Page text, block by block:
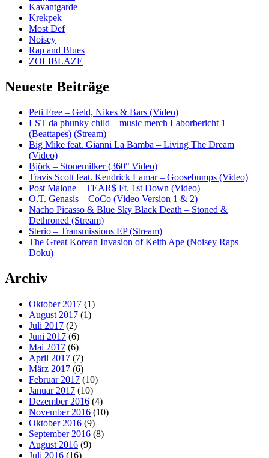
Kavantgarde
Krekpek
Most Def
Noisey
Rap and Blues
ZOLIBLAZE
Neueste Beiträge
Peti Free – Geld, Nikes & Bars (Video)
LST da phunky child – music merch Laborbericht 1
(Beattapes) (Stream)
Big Mike feat. Gianni La Bamba – Living The Dream
(Video)
Björk – Stonemilker (360° Video)
Travis Scott feat. Kendrick Lamar – Goosebumps (Video)
Post Malone – TEAR$ Ft. 1st Down (Video)
O.T. Genasis – CoCo (Video Version 1 & 2)
Nacho Picasso & Blue Sky Black Death – Stoned &
Dethroned (Stream)
Sterio – Transmissions EP (Stream)
The Great Korean Invasion of Keith Ape (Noisey Raps
Doku)
Archiv
Oktober 2017 (1)
August 2017 (1)
Juli 2017 (2)
Juni 2017 (6)
Mai 2017 (6)
April 2017 (7)
März 2017 (6)
Februar 2017 (10)
Januar 2017 (10)
Dezember 2016 (4)
November 2016 (10)
Oktober 2016 (9)
September 2016 (8)
August 2016 (9)
Juli 2016 (16)